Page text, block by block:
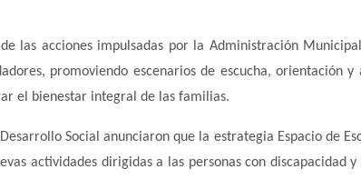
las acciones impulsadas por la Administración
promoviendo escenarios de escucha, orientación
el bienestar integral de las familias.
Social anunciaron que la estrategia Espacio de
actividades dirigidas a las personas con discapacidad